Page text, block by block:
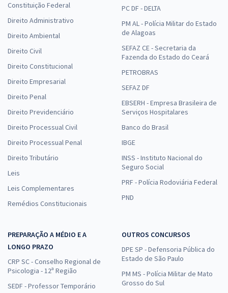
Constituição Federal
Direito Administrativo
Direito Ambiental
Direito Civil
Direito Constitucional
Direito Empresarial
Direito Penal
Direito Previdenciário
Direito Processual Civil
Direito Processual Penal
Direito Tributário
Leis
Leis Complementares
Remédios Constitucionais
PC DF - DELTA
PM AL - Polícia Militar do Estado
de Alagoas
SEFAZ CE - Secretaria da
Fazenda do Estado do Ceará
PETROBRAS
SEFAZ DF
EBSERH - Empresa Brasileira de
Serviços Hospitalares
Banco do Brasil
IBGE
INSS - Instituto Nacional do
Seguro Social
PRF - Polícia Rodoviária Federal
PND
PREPARAÇÃO A MÉDIO E A
LONGO PRAZO
CRP SC - Conselho Regional de
Psicologia - 12ª Região
SEDF - Professor Temporário
OUTROS CONCURSOS
DPE SP - Defensoria Pública do
Estado de São Paulo
PM MS - Polícia Militar de Mato
Grosso do Sul